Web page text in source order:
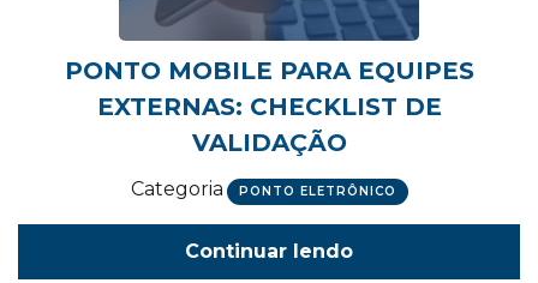
PONTO MOBILE PARA EQUIPES
EXTERNAS: CHECKLIST DE
VALIDAÇÃO
Categoria PONTO ELETRÔNICO
Continuar lendo